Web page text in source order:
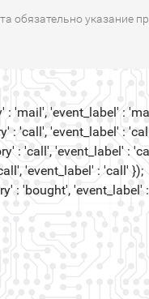
обязательно указание
: 'mail', 'event_label' :
: 'call', 'event_label' :
: 'call', 'event_label' :
'event_label' : 'call' });
: 'bought', 'event_label' :